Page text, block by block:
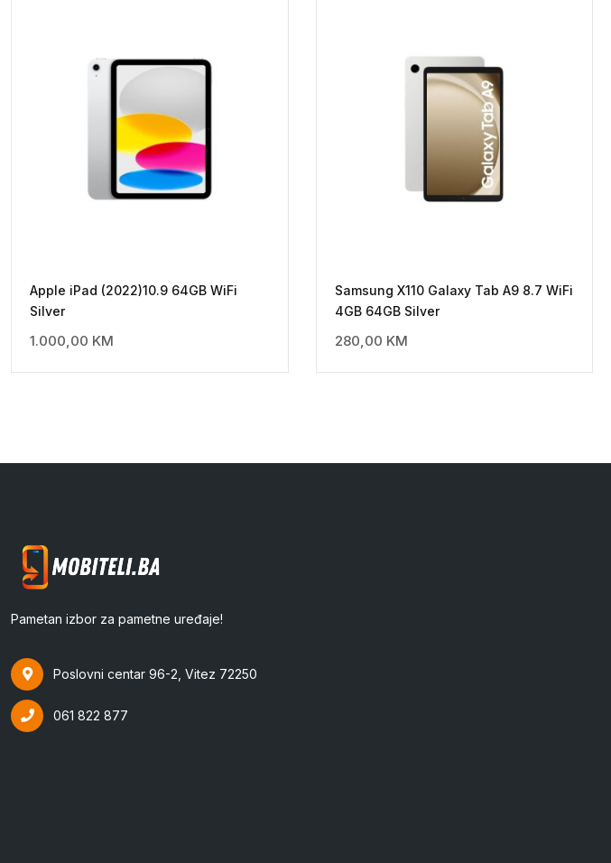
Apple iPad (2022)10.9 64GB WiFi
Silver
1.000,00 KM
Samsung X110 Galaxy Tab A9 8.7 WiFi
4GB 64GB Silver
280,00 KM
Pametan izbor za pametne uređaje!
Poslovni centar 96-2, Vitez 72250
061 822 877